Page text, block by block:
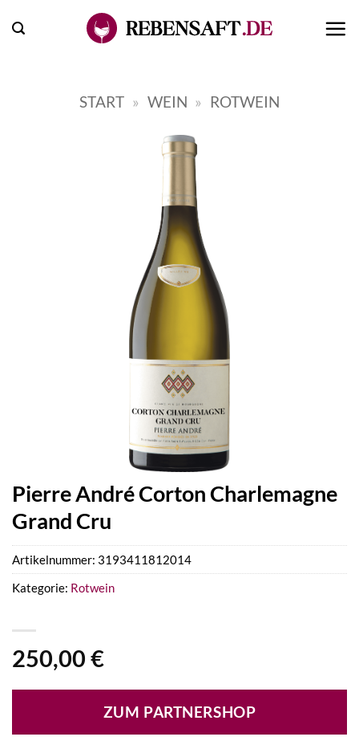
Inhalt
START » WEIN » ROTWEIN
Pierre André Corton Charlemagne
Grand Cru
250,00 €
ZUM PARTNERSHOP
Artikelnummer: 3193411812014
Kategorie: Rotwein